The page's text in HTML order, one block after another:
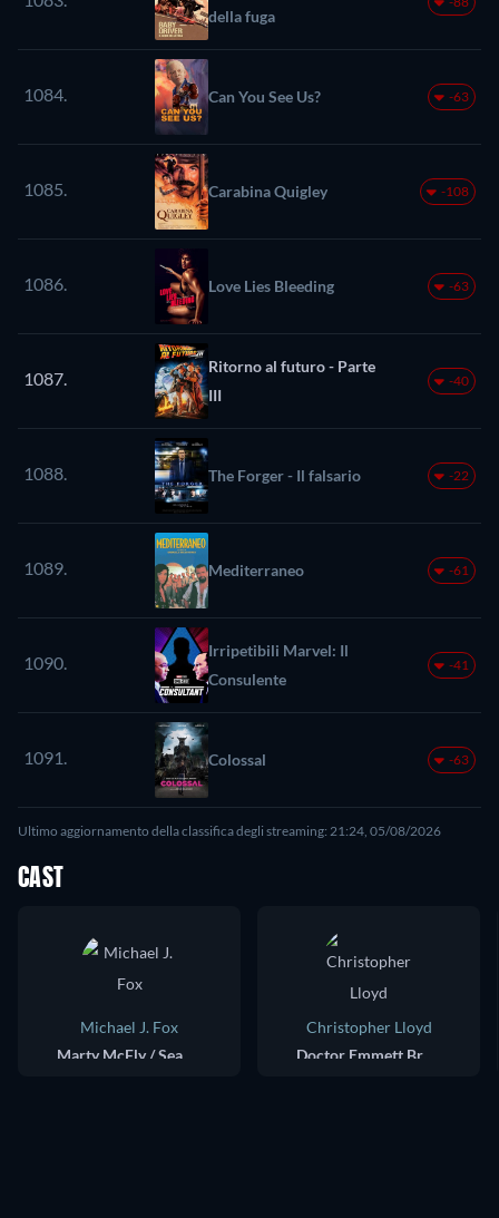
della fuga
1084. Can You See Us? -63
1085. Carabina Quigley -108
1086. Love Lies Bleeding -63
1087.
Ritorno al futuro - Parte
III
-40
1088. The Forger - Il falsario -22
1089. Mediterraneo -61
1090.
Irripetibili Marvel: Il
Consulente
-41
1091. Colossal -63
Ultimo aggiornamento della classifica degli streaming: 21:24, 05/08/2026
CAST
Michael J. Fox
Christopher Lloyd